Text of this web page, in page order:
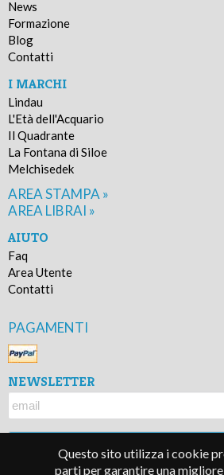
Questo sito utilizza i cookie
parti per garantire una
News
Formazione
Blog
Contatti
I MARCHI
Lindau
L'Età dell'Acquario
Il Quadrante
La Fontana di Siloe
Melchisedek
AREA STAMPA »
AREA LIBRAI »
AIUTO
Faq
Area Utente
Contatti
PAGAMENTI
NEWSLETTER